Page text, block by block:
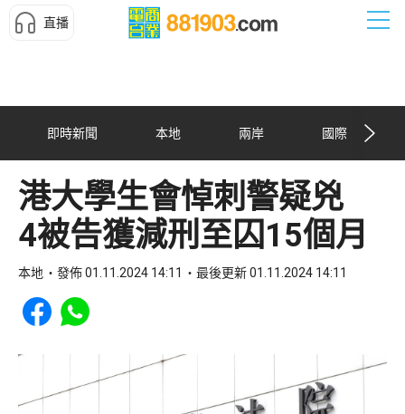
直播
即時新聞 本地 兩岸 國際
港大學生會悼刺警疑兇
4被告獲減刑至囚15個月
本地 發佈 01.11.2024 14:11 最後更新 01.11.2024 14:11
Share to Facebook
Share to WhatsApp